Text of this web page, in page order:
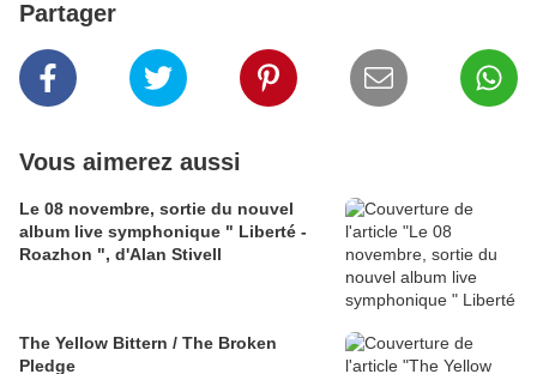
Partager
Vous aimerez aussi
Le 08 novembre, sortie du nouvel
album live symphonique " Liberté -
Roazhon ", d'Alan Stivell
The Yellow Bittern / The Broken
Pledge